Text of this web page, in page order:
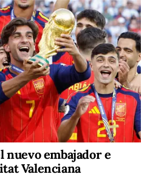
nuevo embajador e
Valenciana